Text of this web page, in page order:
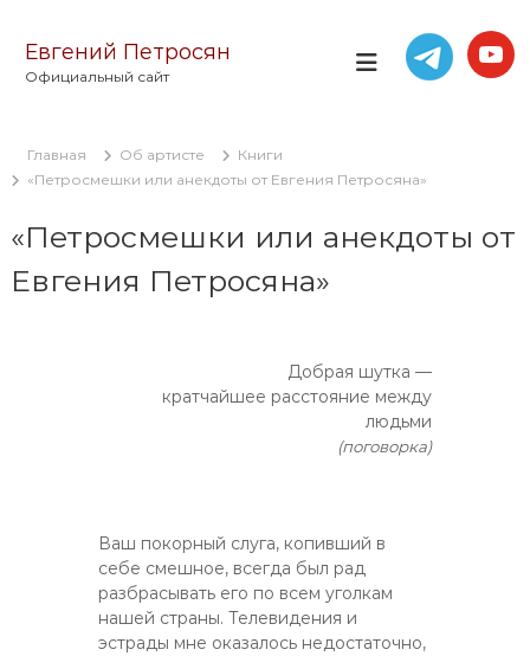
Евгений Петросян
Официальный сайт
Главная Об артисте
Книги
«Петросмешки или анекдоты от Евгения Петросяна»
«Петросмешки или анекдоты от
Евгения Петросяна»
Добрая шутка —
кратчайшее расстояние между
людьми
(поговорка)
Ваш покорный слуга, копивший в
себе смешное, всегда был рад
разбрасывать его по всем уголкам
нашей страны. Телевидения и
эстрады мне оказалось недостаточно,